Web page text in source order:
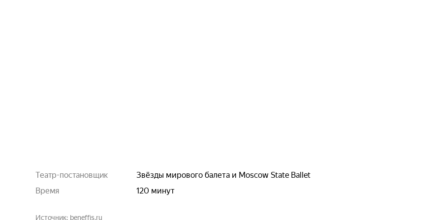
Театр-постановщик
Звёзды мирового балета и Moscow State Ballet
Время
120 минут
Источник beneffis.ru